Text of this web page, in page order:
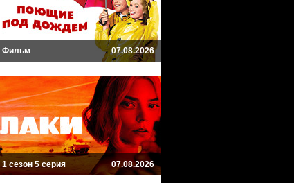
Фильм 07.08.2026
1 сезон 5 серия 07.08.2026